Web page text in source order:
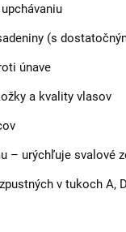
(s
únave
a kvality vlasov
– urýchľuje svalové
v tukoch A,